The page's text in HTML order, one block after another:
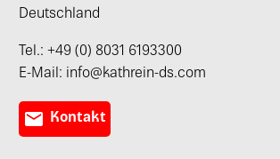
Deutschland
Tel.: +49 (0) 8031 6193300
E-Mail: info@kathrein-ds.com
 Kontakt